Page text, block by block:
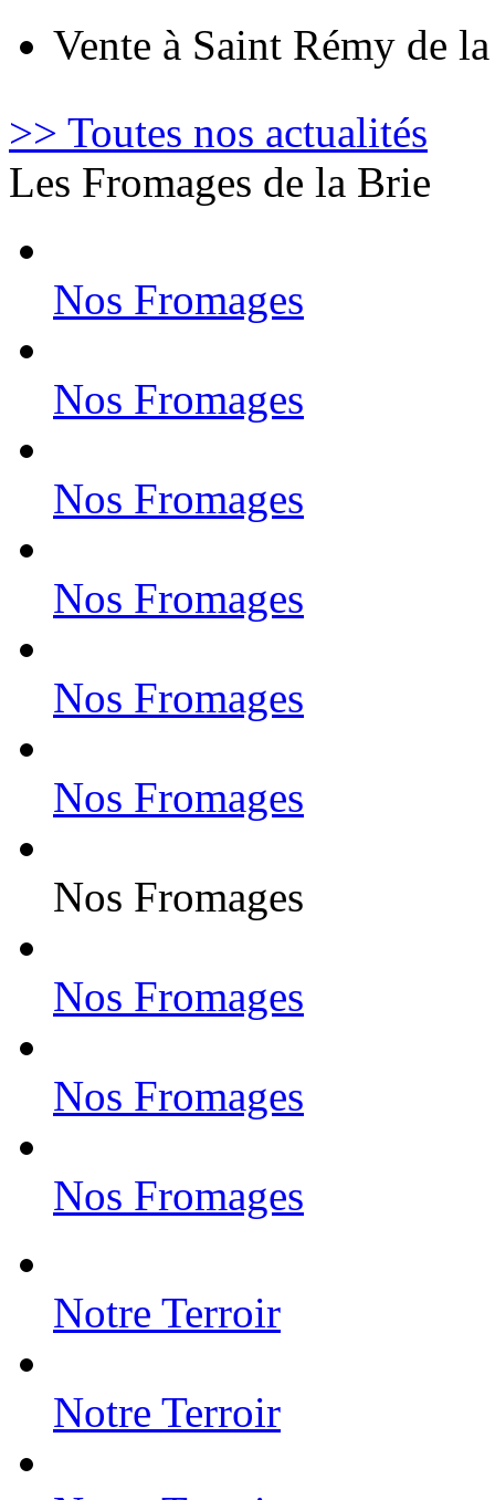
Vente à Saint Rémy de
>> Toutes nos actualités
Les Fromages de la Brie
Nos Fromages
Nos Fromages
Nos Fromages
Nos Fromages
Nos Fromages
Nos Fromages
Nos Fromages
Nos Fromages
Nos Fromages
Nos Fromages
Notre Terroir
Notre Terroir